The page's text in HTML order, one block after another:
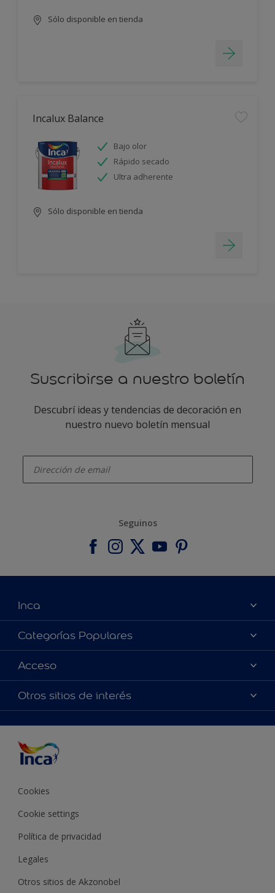
Sólo disponible en tienda
Incalux Balance
Bajo olor
Rápido secado
Ultra adherente
Sólo disponible en tienda
Suscribirse a nuestro boletín
Descubrí ideas y tendencias de decoración en
nuestro nuevo boletín mensual
Seguinos
Inca
Acerca de Inca
Contactanos
Encontrá un distribuidor Inca
Categorías Populares
Colores
Productos
Inspiración
Acceso
Accesibilidad
Precisión del color
Otros sitios de interés
Cookies
Cookie settings
Política de privacidad
Legales
Otros sitios de Akzonobel